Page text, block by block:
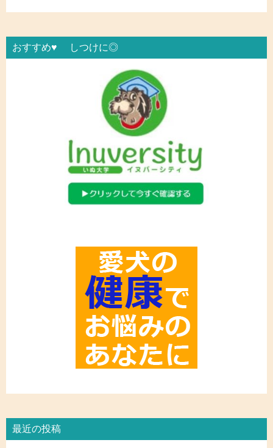
おすすめ♥ しつけに◎
最近の投稿